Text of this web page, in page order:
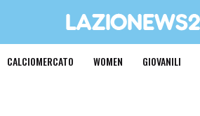
CALCIOMERCATO WOMEN GIOVANILI